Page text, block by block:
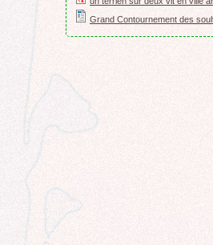
Grand Contournement des